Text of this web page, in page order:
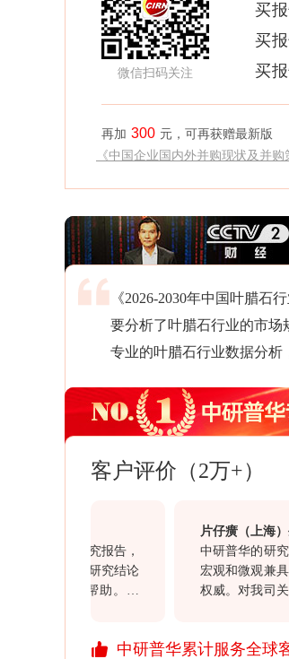
微信扫码关注
买
买
买
再加 300 元，可再获赠最新版
《中国企业国内外并购现状及并购
《2026-2030年中国叶腊
要分析了叶腊石行业的市场
专业的叶腊石行业数据分析
客户评价（2万+）
筑行业研究报告，
实可靠，研究结论
有一定帮助。另
片仔癀（上海）生
中研普华的研究报
宏观和微观兼具，
权威。对我司关注
行业报告质量均满
中研普华累计服务全球